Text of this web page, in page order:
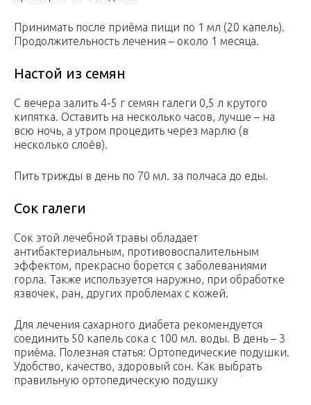
Принимать после приёма пищи по 1 мл (20 капель).
Продолжительность лечения – около 1 месяца.
Настой из семян
С вечера залить 4-5 г семян галеги 0,5 л крутого
кипятка. Оставить на несколько часов, лучше – на
всю ночь, а утром процедить через марлю (в
несколько слоёв).
Пить трижды в день по 70 мл. за полчаса до еды.
Сок галеги
Сок этой лечебной травы обладает
антибактериальным, противовоспалительным
эффектом, прекрасно борется с заболеваниями
горла. Также используется наружно, при обработке
язвочек, ран, других проблемах с кожей.
Для лечения сахарного диабета рекомендуется
соединить 50 капель сока с 100 мл. воды. В день – 3
приёма. Полезная статья: Ортопедические подушки.
Удобство, качество, здоровый сон. Как выбрать
правильную ортопедическую подушку